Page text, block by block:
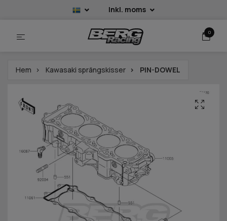
Inkl. moms
0
Hem Kawasaki sprängskisser PIN-DOWEL